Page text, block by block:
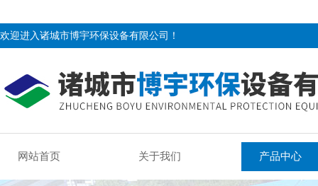
欢迎进入诸城市博宇环保设备有限公司！
网站首页 关于我们 产品中心